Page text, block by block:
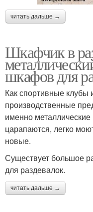
читать дальше →
Шкафчик в
шкафов для
Как спортивные клубы
производственные
именно
царапаются, легко
новые.
Существует большое
для раздевалок.
читать дальше →